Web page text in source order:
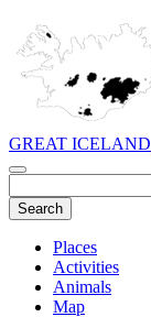
GREAT ICELAND
Places
Activities
Animals
Map